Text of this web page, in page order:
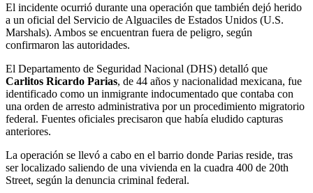
El incidente ocurrió durante una operación que también dejó herido
a un oficial del Servicio de Alguaciles de Estados Unidos (U.S.
Marshals). Ambos se encuentran fuera de peligro, según
confirmaron las autoridades.
El Departamento de Seguridad Nacional (DHS) detalló que
Carlitos Ricardo Parias, de 44 años y nacionalidad mexicana, fue
identificado como un inmigrante indocumentado que contaba con
una orden de arresto administrativa por un procedimiento migratorio
federal. Fuentes oficiales precisaron que había eludido capturas
anteriores.
La operación se llevó a cabo en el barrio donde Parias reside, tras
ser localizado saliendo de una vivienda en la cuadra 400 de 20th
Street, según la denuncia criminal federal.